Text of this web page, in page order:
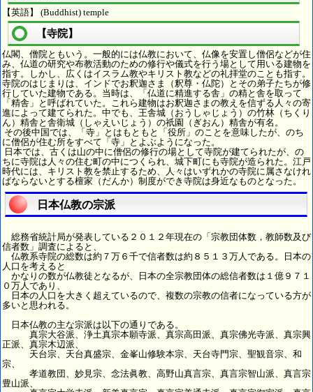
【英語】 (Buddhist) temple
【寺院】
仏閣、僧院ともいう。一般的には仏教において、仏像を安置し僧侶などが住
み、仏道の研究や布教活動のための修行や儀式を行う場として用いる建物を
指す。しかし、広くはイスラム教やキリスト教などの礼拝堂のことも指す。
寺院のはじまりは、インドでお釈迦さま（釈尊・仏陀）とその弟子たちが修
行していた建物である。当時は、「仏道に精進する舎」の精と舎を取って
「精舎」と呼ばれていた。これら建物はお釈迦さまの教えを信ずる人々の寄
進によって建てられた。中でも、王舎城（おうしゃじょう）の竹林（ちくり
ん）精舎と舎衛城（しゃえいじょう）の祇園（ぎおん）精舎が有名。
その後中国では、「寺」とはもともと「役所」のことを意味したが、のち
に僧侶が住む所をすべて「寺」とよぶようになった。
日本では、古くは山の中に僧侶の修行の場として寺院が建てられたが、の
ちに寺院は人々の住む町の中につくられ、城下町にも寺院が造られた。江戸
時代には、キリスト教を禁止するため、人々はいずれかの寺院に属さなけれ
ばならないとする檀家（だんか）制度ができ寺院は身近なものとなった。
日本仏教の宗派
総務省統計局が発表している２０１２年現在の「宗教団体数，教師数及び
信者数」調査によると、
仏教系寺院の総数は約７万６千で信者数は約８５１３万人である。日本の
人口を考えると
かなりの数が仏教徒となるが、日本の全宗教団体の総信者数は１億９７１
０万人であり、
日本の人口を大きく超えているので、複数の宗教の信者になっている方が
多いと思われる。
日本仏教の主な宗派は以下の通りである。
真宗大谷派、浄土真宗本願寺派、真宗高田派、真宗佛光寺派、真宗興
正派、真宗木辺派、
天台宗、天台真盛宗、金峯山修験本宗、天台寺門宗、聖観音宗、和
宗、
孝道教団、妙見宗、念法眞教、高野山真言宗、真言宗智山派、真言宗
豊山派、